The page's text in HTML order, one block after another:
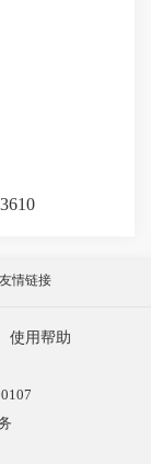
友情链接
使用帮助